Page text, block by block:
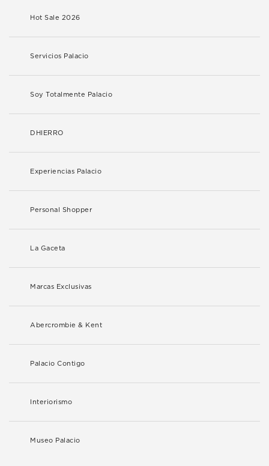
Hot Sale 2026
Servicios Palacio
Soy Totalmente Palacio
DHIERRO
Experiencias Palacio
Personal Shopper
La Gaceta
Marcas Exclusivas
Abercrombie & Kent
Palacio Contigo
Interiorismo
Museo Palacio